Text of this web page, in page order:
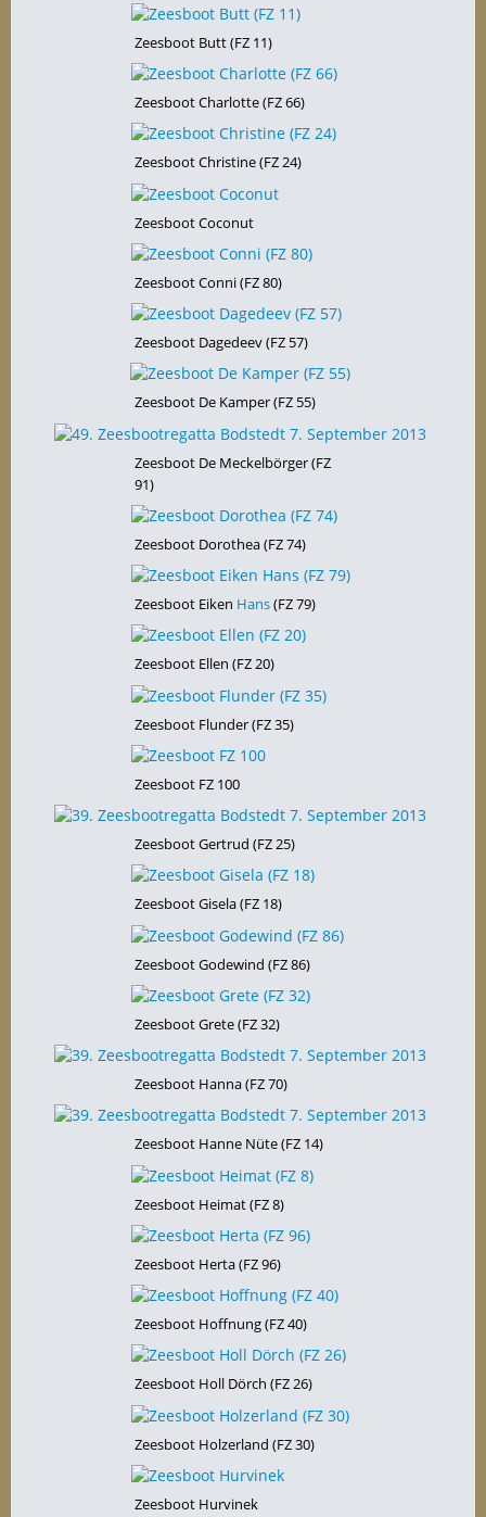
Zeesboot Butt (FZ 11)
Zeesboot Charlotte (FZ 66)
Zeesboot Christine (FZ 24)
Zeesboot Coconut
Zeesboot Conni (FZ 80)
Zeesboot Dagedeev (FZ 57)
Zeesboot De Kamper (FZ 55)
Zeesboot De Meckelbörger (FZ
91)
Zeesboot Dorothea (FZ 74)
Zeesboot Eiken Hans(FZ 79)
Zeesboot Ellen (FZ 20)
Zeesboot Flunder (FZ 35)
Zeesboot FZ 100
Zeesboot Gertrud (FZ 25)
Zeesboot Gisela (FZ 18)
Zeesboot Godewind (FZ 86)
Zeesboot Grete (FZ 32)
Zeesboot Hanna (FZ 70)
Zeesboot Hanne Nüte (FZ 14)
Zeesboot Heimat (FZ 8)
Zeesboot Herta (FZ 96)
Zeesboot Hoffnung (FZ 40)
Zeesboot Holl Dörch (FZ 26)
Zeesboot Holzerland (FZ 30)
Zeesboot Hurvinek